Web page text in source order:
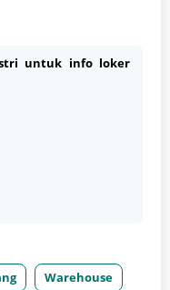
untuk info loker
Warehouse